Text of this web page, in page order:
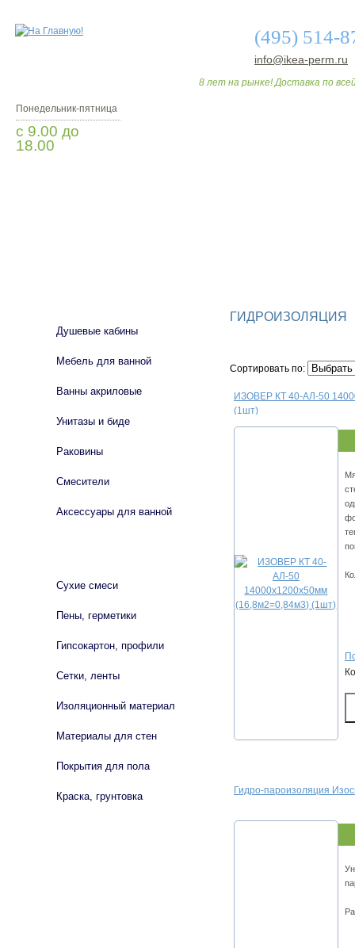
(495) 514-
info@ikea-perm.ru
8 лет на рынке! Доставка по
Понедельник-пятница
с 9.00 до
18.00
ГИДРОИЗОЛЯЦИЯ
Сортировать по:
ИЗОВЕР КТ 40-АЛ-50
(1шт)
Гидро-пароизоляция
Душевые кабины
Мебель для ванной
Ванны акриловые
Унитазы и биде
Раковины
Смесители
Аксессуары для ванной
Сухие смеси
Пены, герметики
Гипсокартон, профили
Сетки, ленты
Изоляционный материал
Материалы для стен
Покрытия для пола
Краска, грунтовка